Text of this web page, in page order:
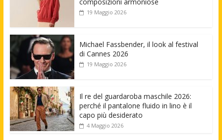
composizioni armoniose
19 Maggio 2026
Michael Fassbender, il look al festival
di Cannes 2026
19 Maggio 2026
Il re del guardaroba maschile 2026:
perché il pantalone fluido in lino è il
capo più desiderato
4 Maggio 2026